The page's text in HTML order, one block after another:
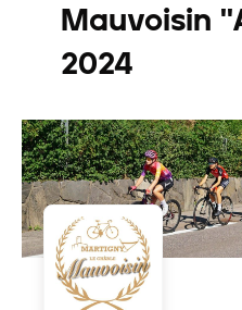
Mauvoisin
2024